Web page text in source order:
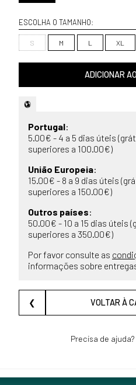
ESCOLHA O TAMANHO:
S M L XL
ADICIONAR
Portugal:
5.00€ - 4 a 5 dias úteis
superiores a 100.00€)
União Europeia:
15.00€ - 8 a 9 dias úteis
superiores a 150.00€)
Outros países:
50.00€ - 10 a 15 dias úteis
superiores a 350.00€)
Por favor consulte as
informações sobre
❮ VOLTAR À
Precisa de ajuda?